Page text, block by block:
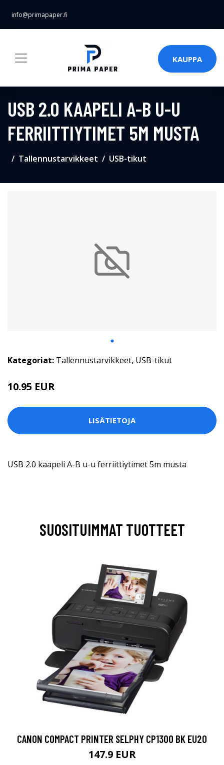
info@primapaper.fi
KAUPPA
USB 2.0 KAAPELI A-B U-U
FERRIITTIYTIMET 5M MUSTA
Tallennustarvikkeet USB-tikut
Kategoriat: Tallennustarvikkeet, USB-tikut
10.95 EUR
LISÄTIETOJA
USB 2.0 kaapeli A-B u-u ferriittiytimet 5m musta
SUOSITUIMMAT TUOTTEET
CANON COMPACT PRINTER SELPHY CP1300 BK EU20
147.9 EUR